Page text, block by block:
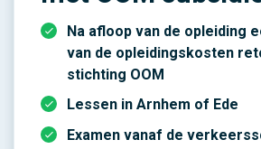
Na afloop van de opleiding
van de opleidingskosten
stichting OOM
Lessen in Arnhem of Ede
Examen vanaf de